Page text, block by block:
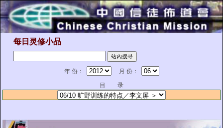
每日灵修小品
年 份：
月 份：
目 录